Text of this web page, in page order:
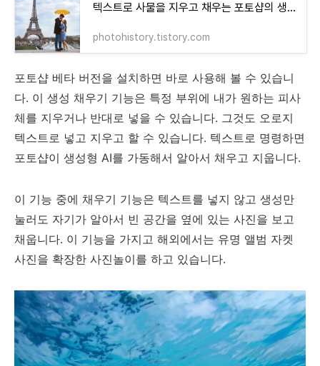
텍스트로 사물을 지우고 채우는 포토샵의 생성 채우기 AI 기능에 기겁하다
photohistory.tistory.com
포토샵 베타 버전을 설치하면 바로 사용해 볼 수 있습니
다. 이 생성 채우기 기능은 특정 부위에 내가 원하는 피사
체를 지우거나 반대로 넣을 수 있습니다. 그것도 오로지
텍스트로 넣고 지우고 할 수 있습니다. 텍스트로 명령하면
포토샵이 생성형 AI를 가동해서 알아서 채우고 지웁니다.
이 기능 중에 채우기 기능은 텍스트를 넣지 않고 생성만
눌러도 자기가 알아서 빈 공간을 옆에 있는 사진을 보고
채웁니다. 이 기능을 가지고 해외에서는 유명 앨범 자켓
사진을 확장한 사진놀이를 하고 있습니다.